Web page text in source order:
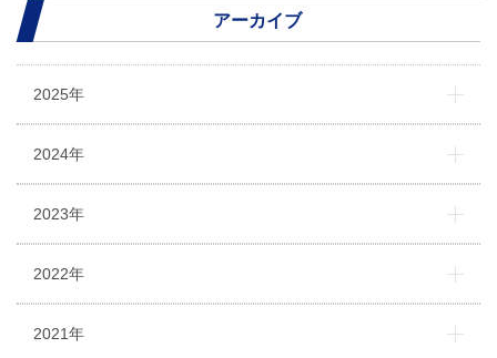
アーカイブ
2025年
2024年
2023年
2022年
2021年